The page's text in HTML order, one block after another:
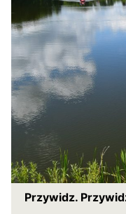
Przywidz.